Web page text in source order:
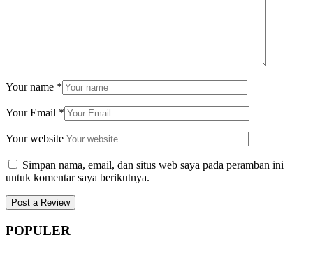
Your name *
Your Email *
Your website
Simpan nama, email, dan situs web saya pada peramban ini
untuk komentar saya berikutnya.
POPULER